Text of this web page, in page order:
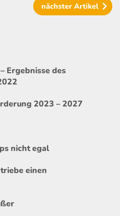
nächster Artikel
Ergebnisse des
2023 – 2027
nicht egal
einen